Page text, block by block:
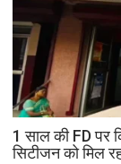
1 साल की FD पर
सिटीजन को मिल